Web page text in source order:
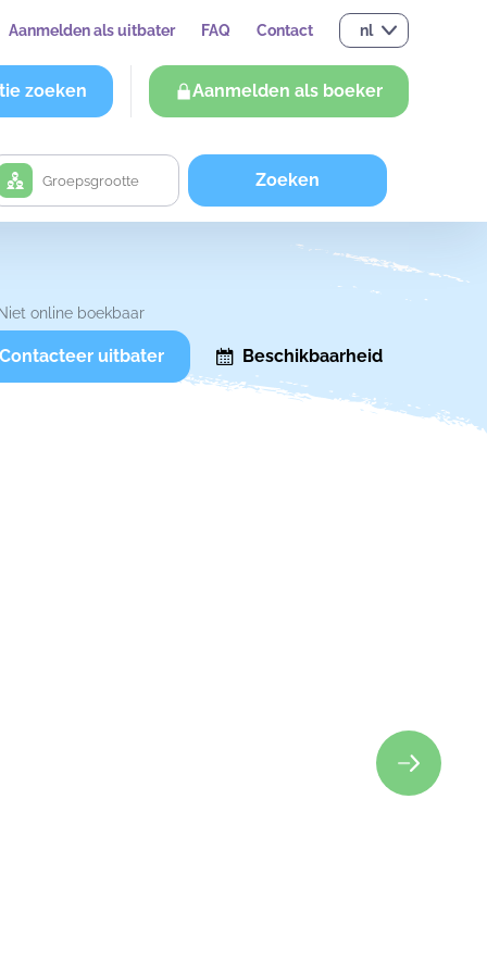
Aanmelden als uitbater FAQ Contact nl
zoeken Aanmelden als boeker
Zoeken
online boekbaar
Contacteer uitbater Beschikbaarheid